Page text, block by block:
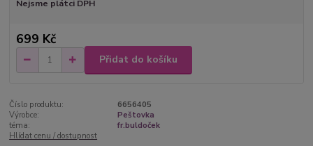
Nejsme plátci DPH
699 Kč
Přidat do košíku
Číslo produktu:
6656405
Výrobce:
Peštovka
téma:
fr.buldoček
Hlídat cenu / dostupnost